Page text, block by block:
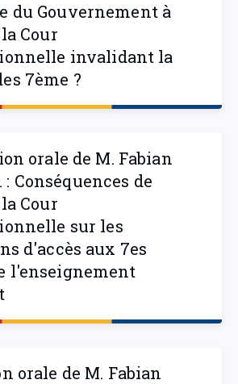
du Gouvernement à
Cour
invalidant la
7ème ?
orale de M. Fabian
Conséquences de
Cour
sur les
d'accès aux 7es
l'enseignement
orale de M. Fabian